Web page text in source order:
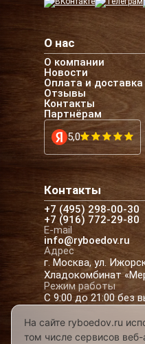
О нас
О компании
Новости
Оплата и доставка
Отзывы
Контакты
Партнёрам
5,0
Контакты
+7 (495) 298-00-30
+7 (916) 772-29-80
E-mail
info@ryboedov.ru
Адрес
г. Москва, ул.
Хладокомбинат
Режим работы
С 9:00 до 21:00 без
На сайте ryboedov.ru
том числе сервисов